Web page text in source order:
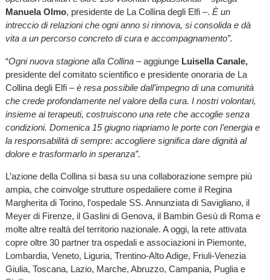
Manuela Olmo, presidente de La Collina degli Elfi –. È un
intreccio di relazioni che ogni anno si rinnova, si consolida e dà
vita a un percorso concreto di cura e accompagnamento”.
“Ogni nuova stagione alla Collina –aggiunge Luisella Canale,
presidente del comitato scientifico e presidente onoraria de La
Collina degli Elfi –è resa possibile dall’impegno di una comunità
che crede profondamente nel valore della cura. I nostri volontari,
insieme ai terapeuti, costruiscono una rete che accoglie senza
condizioni. Domenica 15 giugno riapriamo le porte con l’energia e
la responsabilità di sempre: accogliere significa dare dignità al
dolore e trasformarlo in speranza”.
L’azione della Collina si basa su una collaborazione sempre più
ampia, che coinvolge strutture ospedaliere come il Regina
Margherita di Torino, l’ospedale SS. Annunziata di Savigliano, il
Meyer di Firenze, il Gaslini di Genova, il Bambin Gesù di Roma e
molte altre realtà del territorio nazionale. A oggi, la rete attivata
copre oltre 30 partner tra ospedali e associazioni in Piemonte,
Lombardia, Veneto, Liguria, Trentino-Alto Adige, Friuli-Venezia
Giulia, Toscana, Lazio, Marche, Abruzzo, Campania, Puglia e